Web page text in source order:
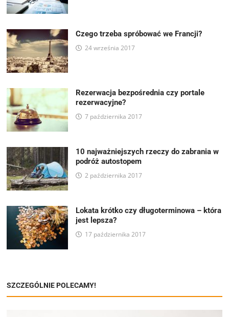
Czego trzeba spróbować we Francji?
24 września 2017
Rezerwacja bezpośrednia czy portale
rezerwacyjne?
7 października 2017
10 najważniejszych rzeczy do zabrania w
podróż autostopem
2 października 2017
Lokata krótko czy długoterminowa – która
jest lepsza?
17 października 2017
SZCZEGÓLNIE POLECAMY!